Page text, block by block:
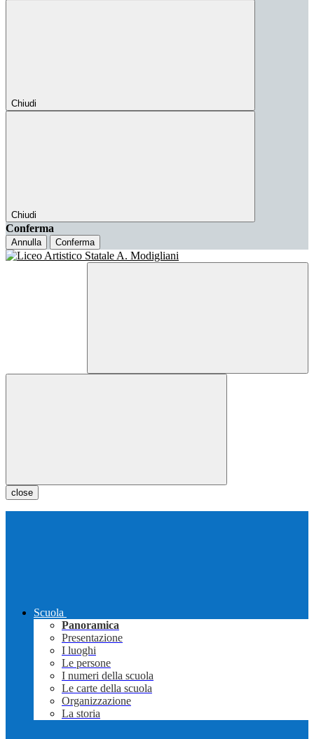
Chiudi
Chiudi
Conferma
Annulla Conferma
close
Scuola
Panoramica
Presentazione
I luoghi
Le persone
I numeri della scuola
Le carte della scuola
Organizzazione
La storia